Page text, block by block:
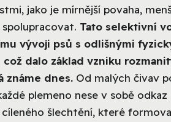
jako je mírnější povaha,
Tato selektivní
vývoji psů s odlišnými
dalo základ vzniku
známe dnes. Od malých čivav
plemeno nese v sobě
šlechtění, které